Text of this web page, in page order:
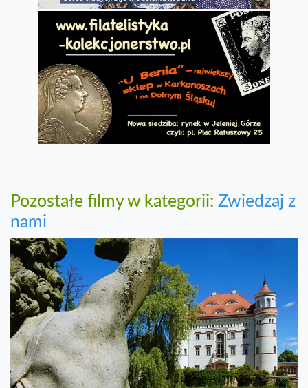
Pozostałe filmy w kategorii: Zwiedzaj z
nami